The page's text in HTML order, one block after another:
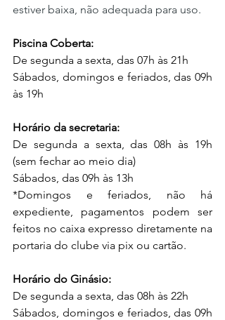
estiver baixa, não adequada para uso.
Piscina Coberta:
De segunda a sexta, das 07h às 21h
Sábados, domingos e feriados, das 09h
às 19h
Horário da secretaria:
De segunda a sexta, das 08h às 19h
(sem fechar ao meio dia)
Sábados, das 09h às 13h
*Domingos e feriados, não há
expediente, pagamentos podem ser
feitos no caixa expresso diretamente na
portaria do clube via pix ou cartão.
Horário do Ginásio:
De segunda a sexta, das 08h às 22h
Sábados, domingos e feriados, das 09h